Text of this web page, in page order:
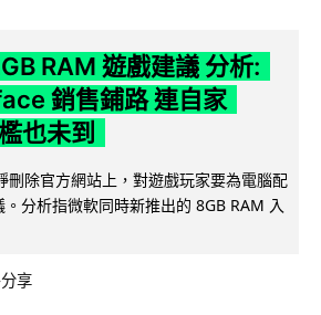
RAM 遊戲建議 分析:
銷售鋪路 連自家
也未到
除官方網站上，對遊戲玩家要為電腦配
分析指微軟同時新推出的 8GB RAM 入
分享